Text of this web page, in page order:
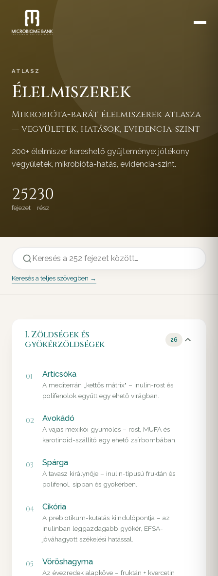
ATLASZ
Élelmiszerek
Mikrobióta-barát élelmiszerek atlasza
— vegyületek, hatások, evidencia-szint
200+ élelmiszer kereshető gyűjteménye: jótékony
vegyületek, mikrobióta-hatás, evidencia-szint.
252
fejezet
30
rész
Keresés a teljes szövegben →
I. Zöldségek és
gyökérzöldségek
26
01 Articsóka
A mediterrán „kettős mátrix" – inulin-rost és
polifenolok együtt egy ehető virágban.
02 Avokádó
A vajas mexikói gyümölcs – rost, MUFA és
karotinoid-szállító egy ehető zsírbombában.
03 Spárga
A tavasz királynője – inulin-típusú fruktán és
polifenol, sípban és gyökérben.
04 Cikória
A prebiotikum-kutatás kiindulópontja – az
inulinban leggazdagabb gyökér, EFSA-
jóváhagyott székelési hatással.
05 Vöröshagyma
Az évezredek alapköve – fruktán + kvercetin